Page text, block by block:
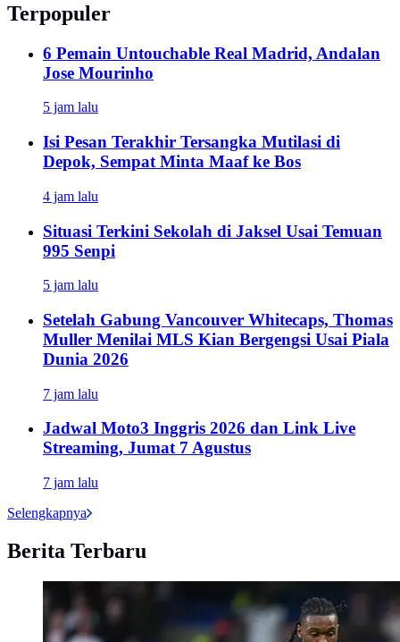
Terpopuler
6 Pemain Untouchable Real Madrid, Andalan
Jose Mourinho
5 jam lalu
Isi Pesan Terakhir Tersangka Mutilasi di
Depok, Sempat Minta Maaf ke Bos
4 jam lalu
Situasi Terkini Sekolah di Jaksel Usai Temuan
995 Senpi
5 jam lalu
Setelah Gabung Vancouver Whitecaps, Thomas
Muller Menilai MLS Kian Bergengsi Usai Piala
Dunia 2026
7 jam lalu
Jadwal Moto3 Inggris 2026 dan Link Live
Streaming, Jumat 7 Agustus
7 jam lalu
Selengkapnya
Berita Terbaru